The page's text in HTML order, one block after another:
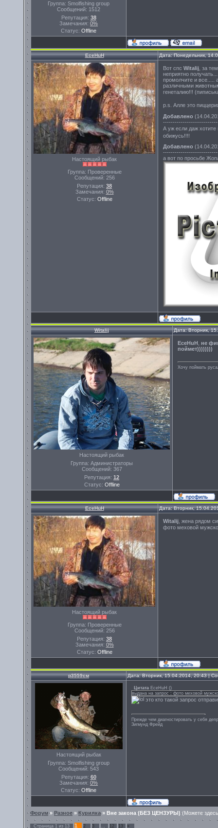
Группа: Smolfishing group
Сообщений: 1512
Репутация: 38
Замечания: 0%
Статус: Offline
EceHuH Дата: Понедельник,
Настоящий рыбак
Группа: Проверенные
Сообщений: 256
Репутация: 38
Замечания: 0%
Статус: Offline
Вот спс Witalij , за
неприятно
промолчите и все.....
различными
генеталию!!!
p.s. Алле это
Добавлено
А уж если даж
обижусь!!!!
Добавлено
а вот по просьбе
Witalij Дата: Вторник,
Настоящий рыбак
Группа: Администраторы
Сообщений: 367
Репутация: 12
Статус: Offline
EceHuH не
поймет))))))))
Хочу поймать
EceHuH Дата: Вторник,
Настоящий рыбак
Группа: Проверенные
Сообщений: 256
Репутация: 38
Замечания: 0%
Статус: Offline
Witalij , жена рядом
фото меховой
р3559см Дата: Вторник, 15.04.2014, 20:43 |
Настоящий рыбак
Группа: Smolfishing group
Сообщений: 543
Репутация: 60
Замечания: 0%
Статус: Offline
Цитата EceHuH ()
выдана на запрос ; фото меховой
это кто такой запрос
Прежде чем диагностировать у себя
Зигмунд Фрейд
Форум» Разное » Курилка» Вне закона (БЕЗ ЦЕНЗУРЫ) (Можете
Страница 1 из 13 1 2 3 … 12 13 »